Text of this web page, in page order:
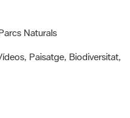
Naturals
Paisatge, Biodiversitat,